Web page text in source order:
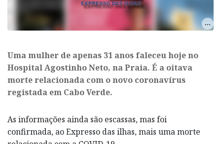
Uma mulher de apenas 31 anos faleceu hoje no
Hospital Agostinho Neto, na Praia. É a oitava
morte relacionada com o novo coronavírus
registada em Cabo Verde.
As informações ainda são escassas, mas foi
confirmada, ao Expresso das ilhas, mais uma morte